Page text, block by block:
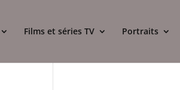
Films et séries TV Portraits